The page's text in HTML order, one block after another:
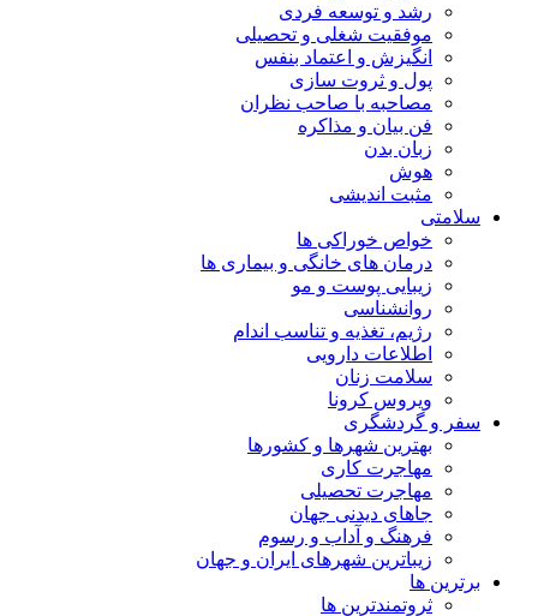
رشد و توسعه فردی
موفقیت شغلی و تحصیلی
انگیزش و اعتماد بنفس
پول و ثروت سازی
مصاحبه با صاحب نظران
فن بیان و مذاکره
زبان بدن
هوش
مثبت اندیشی
سلامتی
خواص خوراکی ها
درمان های خانگی و بیماری ها
زیبایی پوست و مو
روانشناسی
رژیم، تغذیه و تناسب اندام
اطلاعات دارویی
سلامت زنان
ویروس کرونا
سفر و گردشگری
بهترین شهرها و کشورها
مهاجرت کاری
مهاجرت تحصیلی
جاهای دیدنی جهان
فرهنگ و آداب و رسوم
زیباترین شهرهای ایران و جهان
برترین ها
ثروتمندترین ها